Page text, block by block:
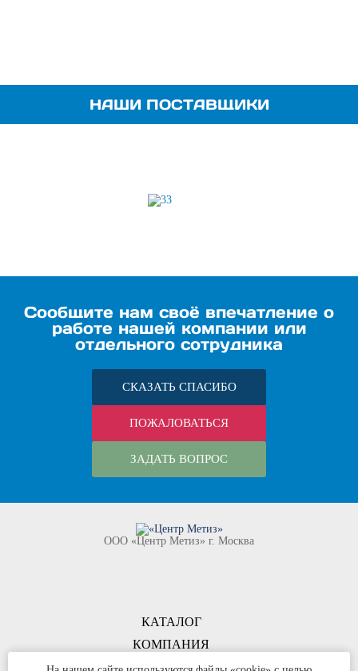
НАШИ ПОСТАВЩИКИ
Сообщите нам своё впечатление о
работе нашей компании или
отдельного сотрудника
СКАЗАТЬ СПАСИБО
ПОЖАЛОВАТЬСЯ
ЗАДАТЬ ВОПРОС
КОМПАНИЯ
ООО «Центр Метиз» г. Москва
КАТАЛОГ
КОНТАКТЫ